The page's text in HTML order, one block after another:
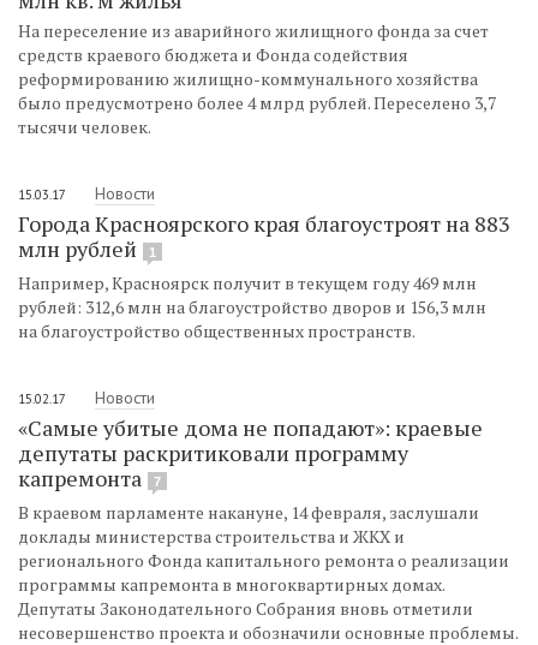
На переселение из аварийного жилищного фонда за счет
средств краевого бюджета и Фонда содействия
реформированию жилищно-коммунального хозяйства
было предусмотрено более 4 млрд рублей. Переселено 3,7
тысячи человек.
15.03.17 Новости
Города Красноярского края благоустроят на 883
млн рублей
1
Например, Красноярск получит в текущем году 469 млн
рублей: 312,6 млн на благоустройство дворов и 156,3 млн
на благоустройство общественных пространств.
15.02.17 Новости
«Самые убитые дома не попадают»: краевые
депутаты раскритиковали программу
капремонта
7
В краевом парламенте накануне, 14 февраля, заслушали
доклады министерства строительства и ЖКХ и
регионального Фонда капитального ремонта о реализации
программы капремонта в многоквартирных домах.
Депутаты Законодательного Собрания вновь отметили
несовершенство проекта и обозначили основные проблемы.